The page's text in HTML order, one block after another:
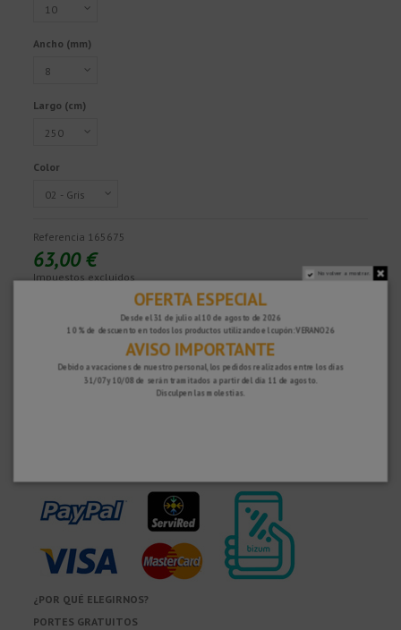
Ancho (mm)
Largo (cm)
Color
Referencia 165675
63,00 €
Impuestos excluidos
¡Rápido y seguro!
¿POR QUÉ ELEGIRNOS?
PORTES GRATUITOS
No volver a mostrar.
OFERTA ESPECIAL
Desde el 31 de julio al 10 de agosto de 2026
10 % de descuento en todos los productos utilizando el cupón: VERANO26
AVISO IMPORTANTE
Debido a vacaciones de nuestro personal, los pedidos realizados entre los días
31/07 y 10/08 de serán tramitados a partir del día 11 de agosto.
Disculpen las molestias.